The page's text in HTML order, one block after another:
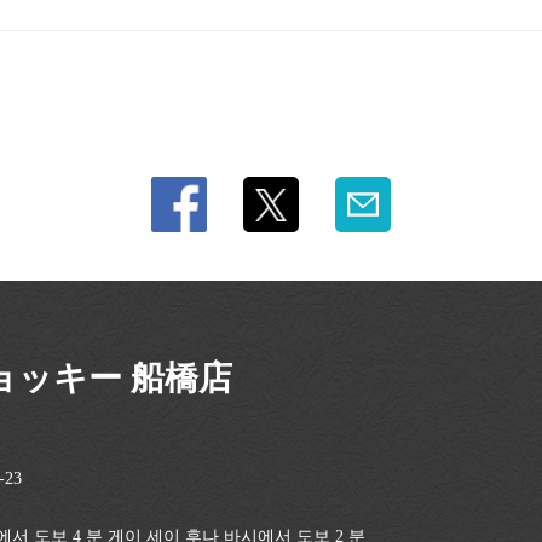
ッキー 船橋店
23
서 도보 4 분 게이 세이 후나 바시에서 도보 2 분